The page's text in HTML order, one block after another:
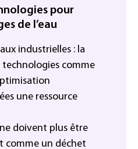
pour
de l’eau
industrielles : la
technologies comme
une ressource
ne doivent plus être
comme un déchet